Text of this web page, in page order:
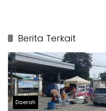
Berita Terkait
Daerah